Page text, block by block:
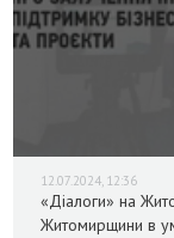
12.07.2024, 12:36
«Діалоги» на
Житомирщини в